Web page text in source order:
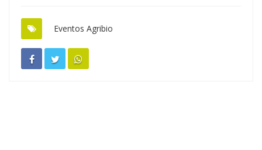
Eventos Agribio